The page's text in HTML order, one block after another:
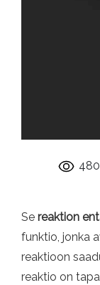
Se reaktion
funktio, jonka
reaktioon
reaktio on